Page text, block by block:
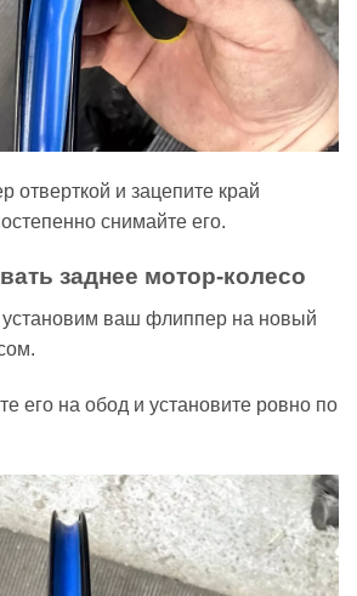
отверткой и зацепите край
снимайте его.
заднее мотор-колесо
установим ваш флиппер на новый
его на обод и установите ровно по